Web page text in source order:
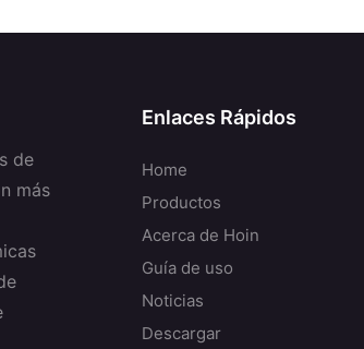
de
más
Enlaces Rápidos
Home
Productos
Acerca de Hoin
Guía de uso
Noticias
Descargar